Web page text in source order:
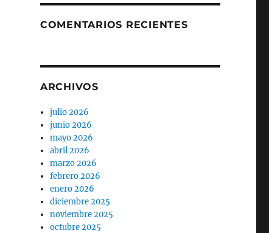
COMENTARIOS RECIENTES
ARCHIVOS
julio 2026
junio 2026
mayo 2026
abril 2026
marzo 2026
febrero 2026
enero 2026
diciembre 2025
noviembre 2025
octubre 2025